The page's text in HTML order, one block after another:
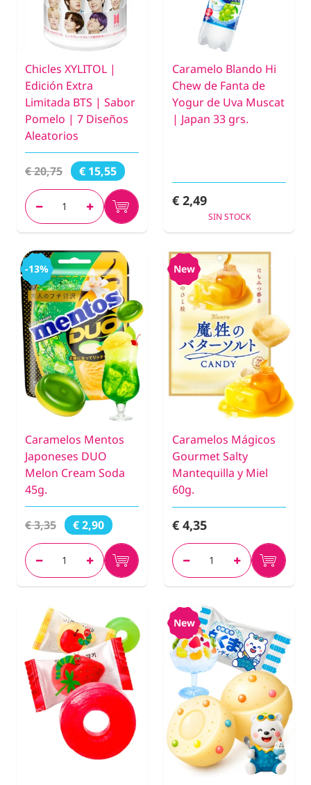
Chicles XYLITOL |
Edición Extra
Limitada BTS | Sabor
Pomelo | 7 Diseños
Aleatorios
€ 20,75 € 15,55
Caramelo Blando Hi
Chew de Fanta de
Yogur de Uva Muscat
| Japan 33 grs.
€ 2,49
SIN STOCK
-13%
Caramelos Mentos
Japoneses DUO
Melon Cream Soda
45g.
€ 3,35 € 2,90
New
Caramelos Mágicos
Gourmet Salty
Mantequilla y Miel
60g.
€ 4,35
New